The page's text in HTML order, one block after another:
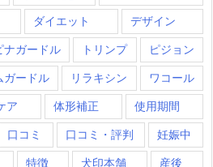
ダイエット デザイン
ナガードル トリンプ ピジョン
ガードル リラキシン ワコール
ア 体形補正 使用期間
口コミ 口コミ・評判 妊娠中
特徴 犬印本舗 産後